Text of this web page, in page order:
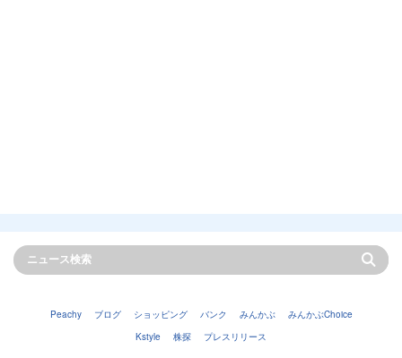
Peachy ブログ ショッピング バンク みんかぶ
みんかぶChoice
Kstyle
株探 プレスリリース